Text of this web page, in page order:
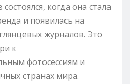
когда она стала
и появилась на
журналов. Это
к
фотосессиям и
странах мира.